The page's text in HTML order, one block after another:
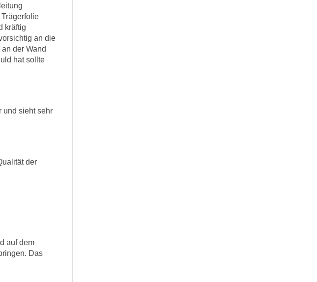
kräftig
an die
der Wand
hat sollte
und sieht sehr
der
auf dem
Das